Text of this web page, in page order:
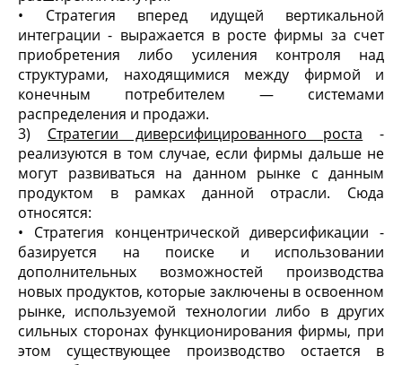
• Стратегия вперед идущей вертикальной
интеграции - выражается в росте фирмы за счет
приобретения либо усиления контроля над
структурами, находящимися между фирмой и
конечным потребителем — системами
распределения и продажи.
3) Стратегии диверсифицированного роста -
реализуются в том случае, если фирмы дальше не
могут развиваться на данном рынке с данным
продуктом в рамках данной отрасли. Сюда
относятся:
• Стратегия концентрической диверсификации -
базируется на поиске и использовании
дополнительных возможностей производства
новых продуктов, которые заключены в освоенном
рынке, используемой технологии либо в других
сильных сторонах функционирования фирмы, при
этом существующее производство остается в